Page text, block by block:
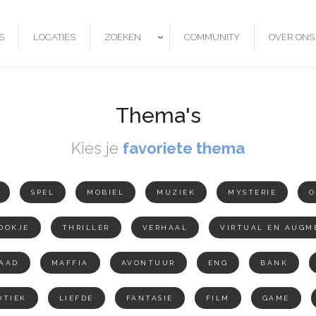
LOCATIES ZOEKEN COMMUNITY OVER ONS
Thema's
Kies je favoriete thema
SPEL MOBIEL MUZIEK MYSTERIE
THRILLER VERHAAL VIRTUAL EN
MAFFIA AVONTUUR ENG BANK
LIEFDE FANTASIE FILM GAME